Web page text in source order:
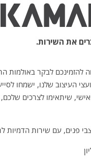
את השירות.
לבקר באולמות
העיצוב שלנו, ישמחו
שיתאימו לצרכים
פנים, עם שירות הדמיות